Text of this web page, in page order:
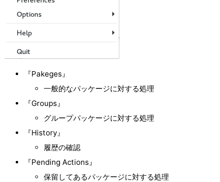
『Pakeges』
一般的なパッケージに対する処理
『Groups』
グループパッケージに対する処理
『History』
履歴の確認
『Pending Actions』
保留してあるパッケージに対する処理